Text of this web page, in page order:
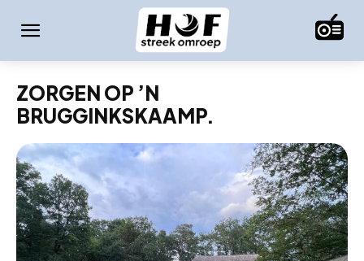
ZORGEN OP ’N
BRUGGINKSKAAMP.